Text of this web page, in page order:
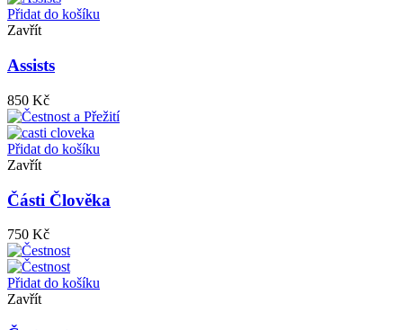
Přidat do košíku
Zavřít
Assists
850 Kč
Přidat do košíku
Zavřít
Části Člověka
750 Kč
Přidat do košíku
Zavřít